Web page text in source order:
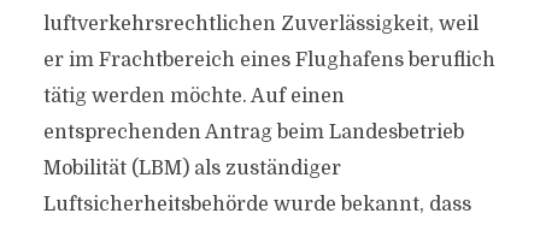
luftverkehrsrechtlichen Zuverlässigkeit, weil
er im Frachtbereich eines Flughafens beruflich
tätig werden möchte. Auf einen
entsprechenden Antrag beim Landesbetrieb
Mobilität (LBM) als zuständiger
Luftsicherheitsbehörde wurde bekannt, dass